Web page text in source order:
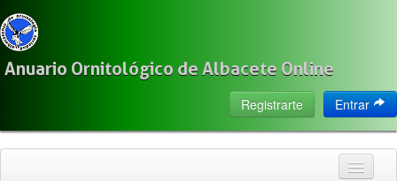
Anuario Ornitológico de Albacete Online
Entrar
Registrarte